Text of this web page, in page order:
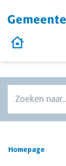
Gemeente
Homepage
Homepage